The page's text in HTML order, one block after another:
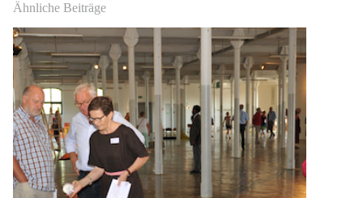
Ähnliche Beiträge